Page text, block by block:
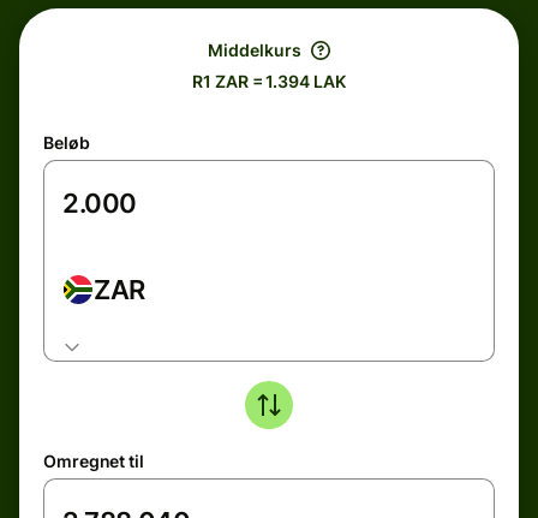
Middelkurs
R1 ZAR = 1.394 LAK
Beløb
ZAR
Omregnet til